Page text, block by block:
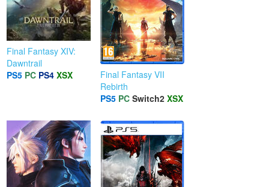
Final Fantasy XIV:
Dawntrail
PS5 PC PS4 XSX
Final Fantasy VII
Rebirth
PS5 PC Switch2 XSX